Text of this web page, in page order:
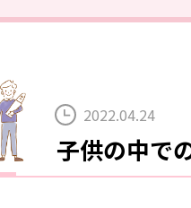
2022.04.24
子供の中で